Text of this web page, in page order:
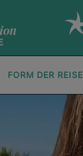
FORM DER REISE